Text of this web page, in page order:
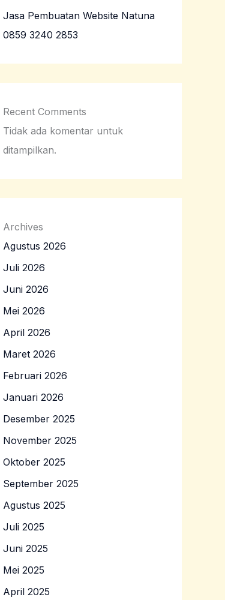
Jasa Pembuatan Website Natuna
0859 3240 2853
Recent Comments
Tidak ada komentar untuk
ditampilkan.
Archives
Agustus 2026
Juli 2026
Juni 2026
Mei 2026
April 2026
Maret 2026
Februari 2026
Januari 2026
Desember 2025
November 2025
Oktober 2025
September 2025
Agustus 2025
Juli 2025
Juni 2025
Mei 2025
April 2025